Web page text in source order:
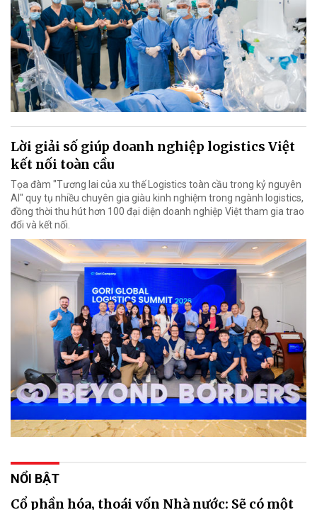
Lời giải số giúp doanh nghiệp logistics Việt
kết nối toàn cầu
Tọa đàm "Tương lai của xu thế Logistics toàn cầu trong kỷ nguyên
AI" quy tụ nhiều chuyên gia giàu kinh nghiệm trong ngành logistics,
đồng thời thu hút hơn 100 đại diện doanh nghiệp Việt tham gia trao
đổi và kết nối.
NỔI BẬT
Cổ phần hóa, thoái vốn Nhà nước: Sẽ có một